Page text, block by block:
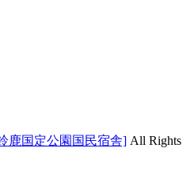
鹿国定公園国民宿舎] All Rights